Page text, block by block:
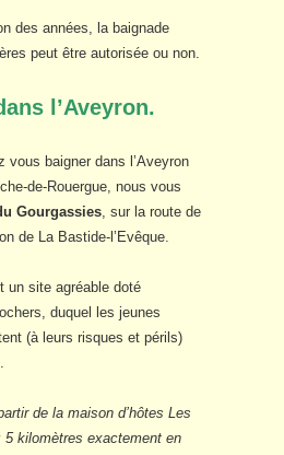
des années, la baignade
peut être autorisée ou non.
l’Aveyron.
vous baigner dans l’Aveyron
de-Rouergue, nous vous
Gourgassies, sur la route de
de La Bastide-l’Evêque.
un site agréable doté
duquel les jeunes
(à leurs risques et périls)
de la maison d’hôtes Les
5 kilomètres exactement en